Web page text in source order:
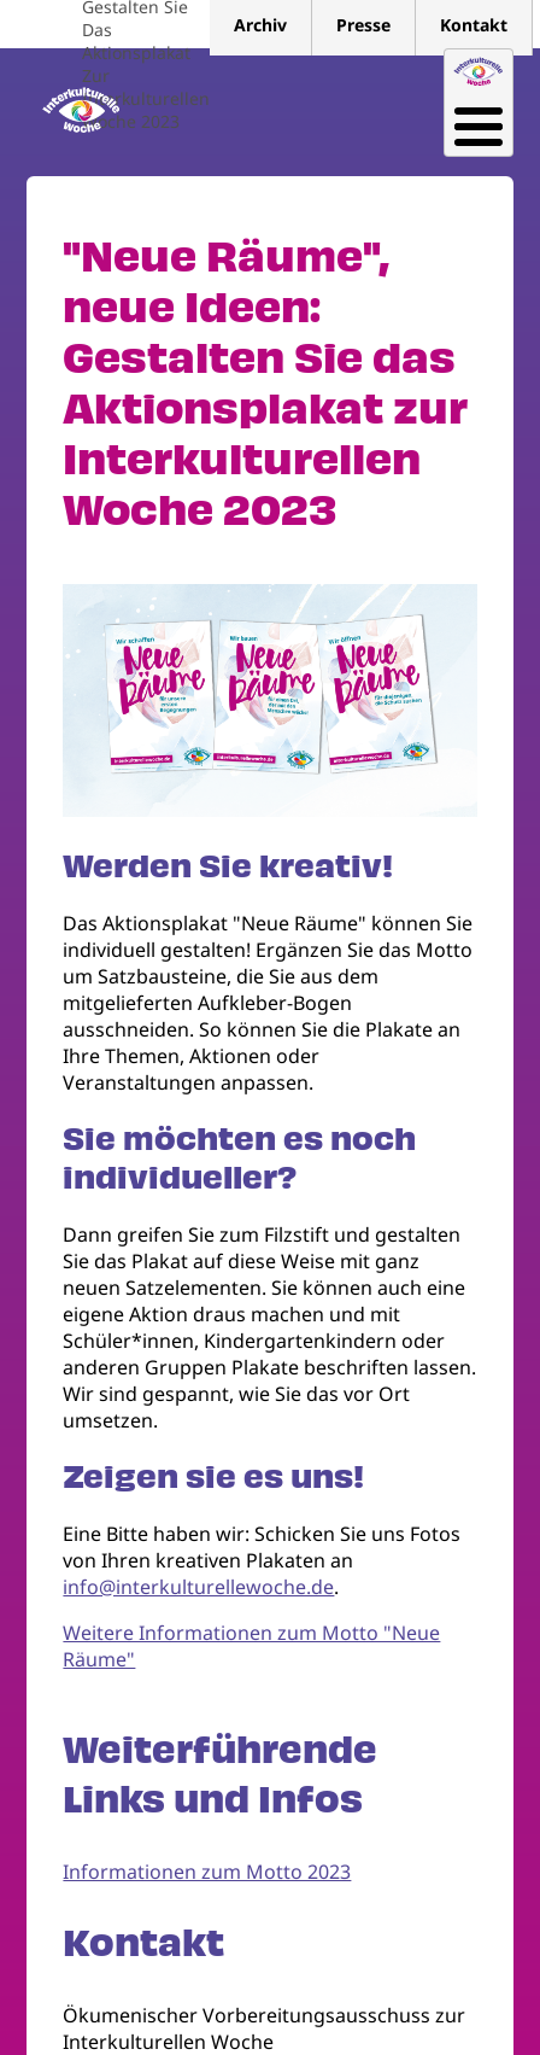
Gestalten Sie
Das
Aktionsplakat
Zur
Interkulturellen
Woche 2023
Archiv Presse Kontakt
"Neue Räume",
neue Ideen:
Gestalten Sie das
Aktionsplakat zur
Interkulturellen
Woche 2023
Werden Sie kreativ!
Das Aktionsplakat "Neue Räume" können Sie
individuell gestalten! Ergänzen Sie das Motto
um Satzbausteine, die Sie aus dem
mitgelieferten Aufkleber-Bogen
ausschneiden. So können Sie die Plakate an
Ihre Themen, Aktionen oder
Veranstaltungen anpassen.
Sie möchten es noch
individueller?
Dann greifen Sie zum Filzstift und gestalten
Sie das Plakat auf diese Weise mit ganz
neuen Satzelementen. Sie können auch eine
eigene Aktion draus machen und mit
Schüler*innen, Kindergartenkindern oder
anderen Gruppen Plakate beschriften lassen.
Wir sind gespannt, wie Sie das vor Ort
umsetzen.
Zeigen sie es uns!
Eine Bitte haben wir: Schicken Sie uns Fotos
von Ihren kreativen Plakaten an
info@interkulturellewoche.de.
Weitere Informationen zum Motto "Neue
Räume"
Weiterführende
Links und Infos
Informationen zum Motto 2023
Kontakt
Ökumenischer Vorbereitungsausschuss zur
Interkulturellen Woche